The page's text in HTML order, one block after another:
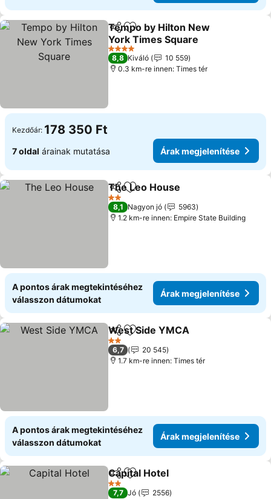
Megosztás
Hozzáadás a kedvencekhez
Tempo by Hilton New
York Times Square
Árak megjelenítése
4 Kategória
8,8 Kiváló
10 559
0.3 km-re innen: Times tér
Kezdőár: 178 350 Ft
7 oldal árainak mutatása Árak megjelenítése
Megosztás
Hozzáadás a kedvencekhez
The Leo House
2 Kategória
8,1 Nagyon jó
5963
1.2 km-re innen: Empire State Building
A pontos árak megtekintéséhez
válasszon dátumokat
Árak megjelenítése
Megosztás
Hozzáadás a kedvencekhez
West Side YMCA
2 Kategória
6,7
20 545
1.7 km-re innen: Times tér
A pontos árak megtekintéséhez
válasszon dátumokat
Árak megjelenítése
Megosztás
Hozzáadás a kedvencekhez
Capital Hotel
2 Kategória
7,7 Jó 2556